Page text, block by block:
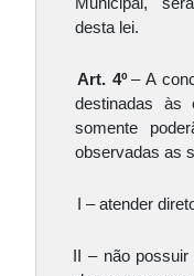
Municipal,
desta lei.
Art. 4º – A
destinadas às
somente
observadas as
I – atender
II – não